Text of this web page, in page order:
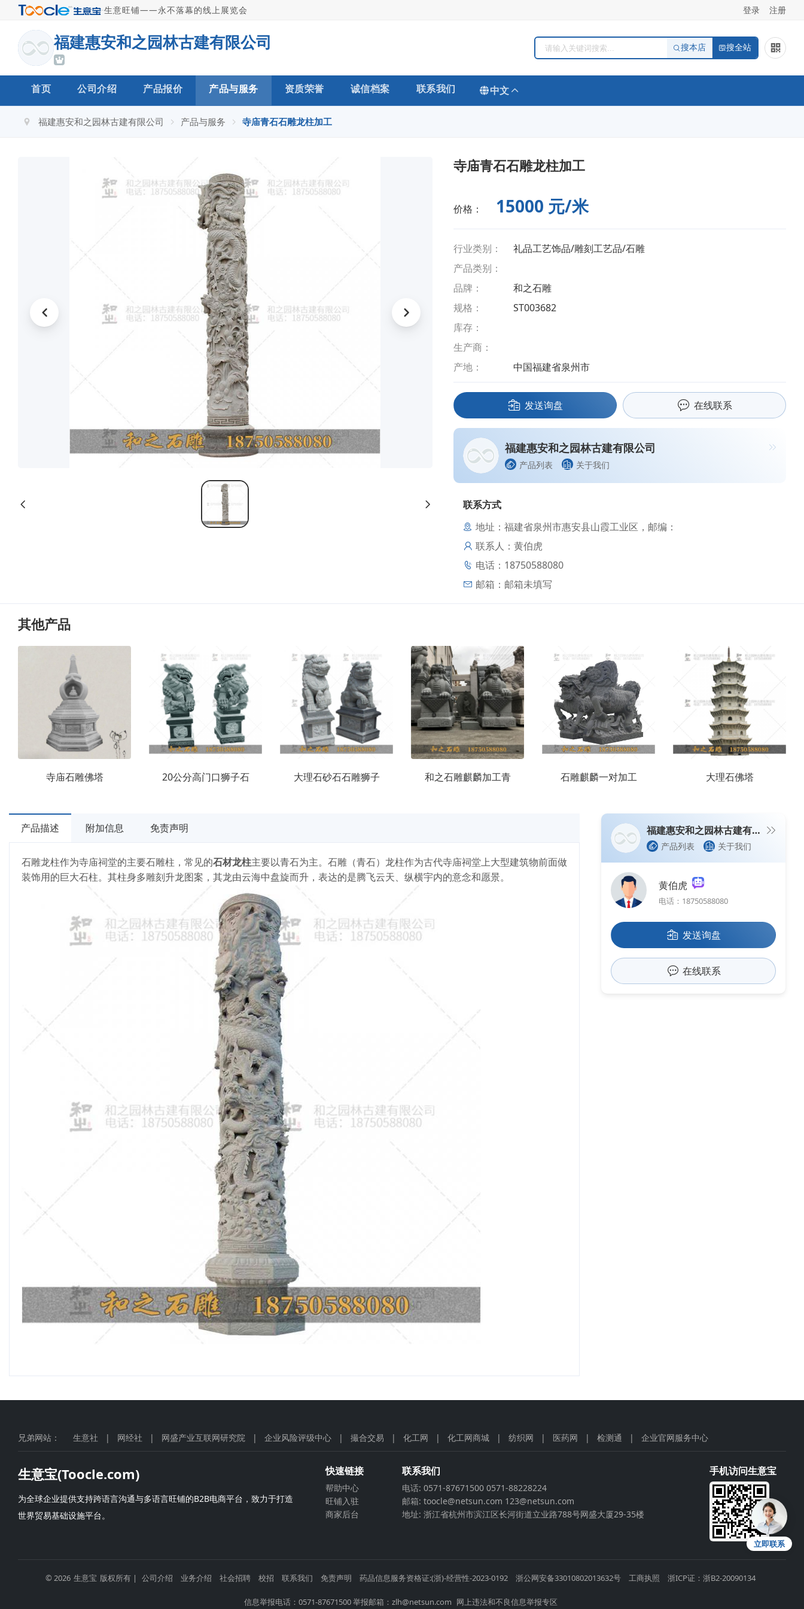
·生意旺铺——永不落幕的线上展览会 登录 注册
福建惠安和之园林古建有限公司 搜本店 搜全站
首页 公司介绍 产品报价 产品与服务 资质荣誉 诚信档案 联系我们 中文
福建惠安和之园林古建有限公司 产品与服务 寺庙青石石雕龙柱加工
寺庙青石石雕龙柱加工
价格： 15000 元/米
行业类别：
礼品工艺饰品/雕刻工艺品/石雕
产品类别：
品牌：
和之石雕
规格：
ST003682
库存：
生产商：
产地：
中国福建省泉州市
发送询盘 在线联系
福建惠安和之园林古建有限公司
产品列表 关于我们
联系方式
地址：福建省泉州市惠安县山霞工业区，邮编：
联系人：黄伯虎
电话：18750588080
邮箱： 邮箱未填写
其他产品
寺庙石雕佛塔 20公分高门口狮子石 大理石砂石石雕狮子 和之石雕麒麟加工青 石雕麒麟一对加工 大理石佛塔
产品描述 附加信息 免责声明
石雕龙柱作为寺庙祠堂的主要石雕柱，常见的石材龙柱主要以青石为主。石雕（青石）龙柱作为古代寺庙祠堂上大型建筑物前面做
装饰用的巨大石柱。其柱身多雕刻升龙图案，其龙由云海中盘旋而升，表达的是腾飞云天、纵横宇内的意念和愿景。
福建惠安和之园林古建有限公司
产品列表 关于我们
黄伯虎
电话：18750588080
发送询盘
在线联系
立即联系
兄弟网站： 生意社 | 网经社 | 网盛产业互联网研究院 | 企业风险评级中心 | 撮合交易 | 化工网 | 化工网商城 | 纺织网 | 医药网 | 检测通 | 企业官网服务中心
生意宝(Toocle.com)
为全球企业提供支持跨语言沟通与多语言旺铺的B2B电商平台，致力于打造
世界贸易基础设施平台。
快速链接
帮助中心
旺铺入驻
商家后台
联系我们
电话: 0571-87671500 0571-88228224
邮箱: toocle@netsun.com 123@netsun.com
地址: 浙江省杭州市滨江区长河街道立业路788号网盛大厦29-35楼
手机访问生意宝
© 2026 生意宝 版权所有 | 公司介绍 业务介绍 社会招聘 校招 联系我们 免责声明 药品信息服务资格证:(浙)-经营性-2023-0192 浙公网安备33010802013632号 工商执照 浙ICP证：浙B2-20090134
信息举报电话：0571-87671500 举报邮箱：zlh@netsun.com 网上违法和不良信息举报专区